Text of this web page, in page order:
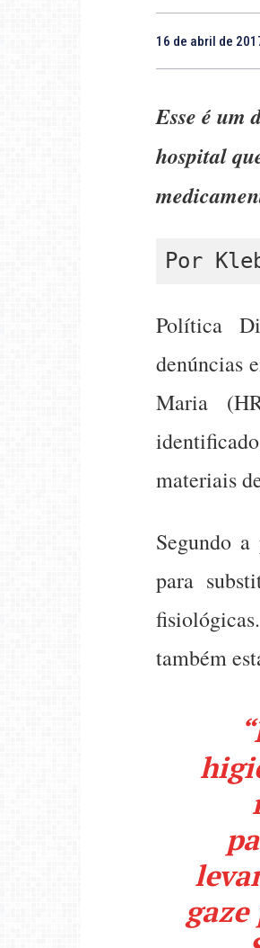
16 de abril de
Esse é um
hospital
Por
Política
denúncias
Maria
materiais
Segundo
para
também